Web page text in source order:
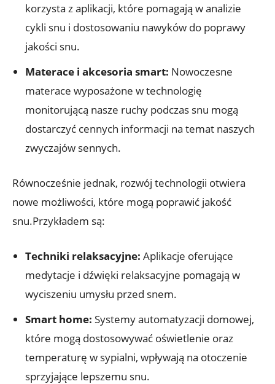
korzysta z aplikacji, które pomagają w analizie
cykli snu i dostosowaniu nawyków do poprawy
jakości snu.
Materace i akcesoria smart: Nowoczesne
materace wyposażone w technologię
monitorującą nasze ruchy podczas snu mogą
dostarczyć cennych informacji na temat naszych
zwyczajów sennych.
Równocześnie jednak, rozwój technologii otwiera
nowe możliwości, które mogą poprawić jakość
snu.Przykładem są:
Techniki relaksacyjne: Aplikacje oferujące
medytacje i dźwięki relaksacyjne pomagają w
wyciszeniu umysłu przed snem.
Smart home: Systemy automatyzacji domowej,
które mogą dostosowywać oświetlenie oraz
temperaturę w sypialni, wpływają na otoczenie
sprzyjające lepszemu snu.